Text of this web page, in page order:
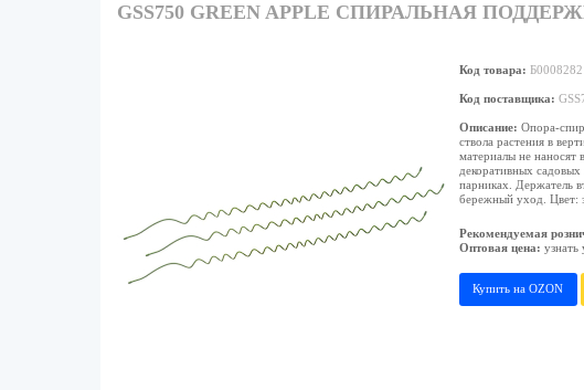
GSS750 GREEN APPLE СПИРАЛЬНАЯ
Код товара: Б0008282
Код поставщика:
Описание: Опора-
ствола растения в
материалы не
декоративных
парниках. Держатель
бережный уход. Цвет:
Рекомендуемая
Оптовая цена: узнать
Купить на OZON